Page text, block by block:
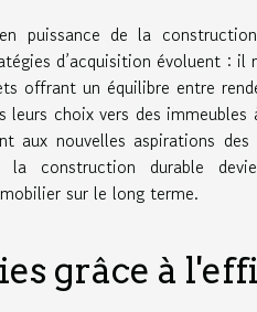
puissance de la
d’acquisition évoluent : il
offrant un équilibre entre
leurs choix vers des
aux nouvelles aspirations
construction durable
sur le long terme.
grâce à